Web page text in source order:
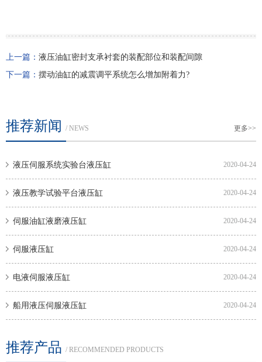
上一篇： 液压油缸密封支承衬套的装配部位和装配间隙
下一篇： 摆动油缸的减震调平系统怎么增加附着力?
推荐新闻 / NEWS 更多>>
2020-04-24
液压伺服系统实验台液压缸
2020-04-24
液压教学试验平台液压缸
2020-04-24
伺服油缸液磨液压缸
2020-04-24
伺服液压缸
2020-04-24
电液伺服液压缸
2020-04-24
船用液压伺服液压缸
推荐产品 / RECOMMENDED PRODUCTS